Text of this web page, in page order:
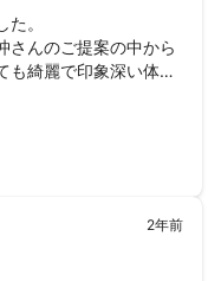
。
さんのご提案の中から
も綺麗で印象深い体験
下さった事で快適に撮
ーズを意欲的にきめ、
遣いいただき、感謝で
が差し込んだ紅葉の
2年前